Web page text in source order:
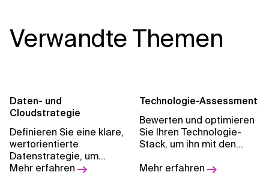
dieser Lösungen
erreichen nie einen
Verwandte Themen
Daten- und
Cloudstrategie
Definieren Sie eine klare,
wertorientierte
Datenstrategie, um
Stakeholder
Mehr erfahren
Technologie-Assessment
Bewerten und optimieren
Sie Ihren Technologie-
Stack, um ihn mit den
Einklang zu bringen,
Mehr erfahren